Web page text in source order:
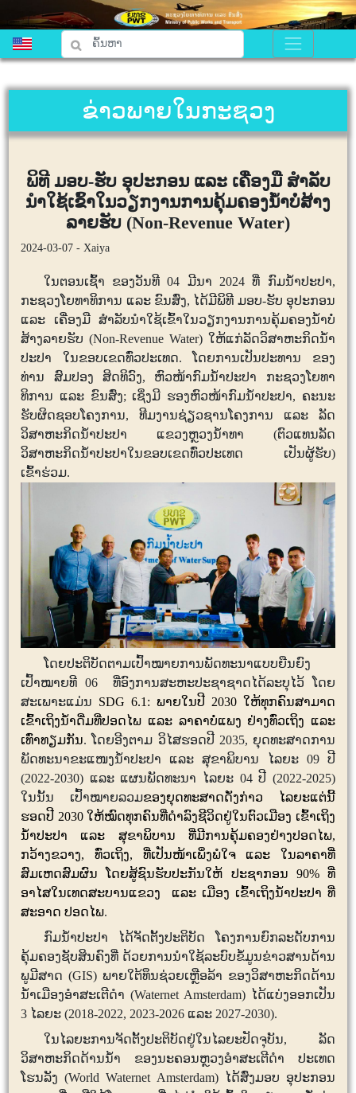
ຂ່າວພາຍໃນກະຊວງ
ພິທີ ມອບ-ຮັບ ອຸປະກອນ ແລະ ເຄື່ອງມື ສຳລັບ
ນຳໃຊ້ເຂົ້າໃນວຽກງານການຄຸ້ມຄອງນໍ້າບໍ່ສ້າງ
ລາຍຮັບ (Non-Revenue Water)
2024-03-07 - Xaiya
ໃນຕອນເຊົ້າ ຂອງວັນທີ 04 ມີນາ 2024ທີ່ ກົມນໍ້າປະປາ,
ກະຊວງໂຍທາທິການ ແລະ ຂົນສົ່ງ, ໄດ້ມີພິທີ ມອບ-ຮັບ ອຸປະກອນ
ແລະ
ເຄື່ອງມື ສຳລັບນຳໃຊ້ເຂົ້າໃນວຽກງານການຄຸ້ມຄອງນໍ້າບໍ່
ສ້າງລາຍຮັບ (Non-Revenue Water) ໃຫ້ແກ່ລັດວິສາຫະກິດນໍ້າ
ປະປາ
ໃນຂອບເຂດທົ່ວປະເທດ.ໂດຍການເປັນປະທານ
ຂອງ
ທ່ານ
ສົມປອງ ສິດທິວົງ, ຫົວໜ້າກົມນໍ້າປະປາ
ກະຊວງໂຍທາ
ທິການ ແລະ ຂົນສົ່ງ; ເຊິ່ງມີ ຮອງຫົວໜ້າກົມນໍ້າປະປາ, ຄະນະ
ຮັບຜິດຊອບໂຄງການ,ທີມງານຊ່ຽວຊານໂຄງການ ແລະ
ລັດ
ວິສາຫະກິດນໍ້າປະປາ
ແຂວງຫຼວງນໍ້າທາ (ຕົວແທນລັດ
ວິສາຫະກິດນໍ້າປະປາໃນຂອບເຂດທົ່ວປະເທດ
ເປັນຜູ້ຮັບ)
ເຂົ້າຮ່ວມ.
ໂດຍປະຕິບັດຕາມເປົ້າໝາຍການພັດທະນາແບບຍືນຍົງ
ເປົ້າໝາຍທີ 06 ທີ່ອົງການສະຫະປະຊາຊາດໄດ້ລະບຸໄວ້
ໂດຍ
ສະເພາະແມ່ນ SDG 6.1: ພາຍໃນປີ 2030 ໃຫ້ທຸກຄົນສາມາດ
ເຂົ້າເຖິງນໍ້າດື່ມທີ່ປອດໄພ ແລະ ລາຄາບໍ່ແພງ ຢ່າງທົ່ວເຖິງ ແລະ
ເທົ່າທຽມກັນ.ໂດຍອີງຕາມ ວິໄສຮອດປີ 2035, ຍຸດທະສາດການ
ພັດທະນາຂະແໜງນໍ້າປະປາ
ແລະ ສຸຂາພິບານ ໄລຍະ 09 ປີ
(2022-2030) ແລະ ແຜນພັດທະນາ ໄລຍະ 04ປີ (2022-2025)
ໃນນັ້ນ
ເປົ້າໝາຍລວມຂອງຍຸດທະສາດດັ່ງກ່າວ ໄລຍະແຕ່ນີ້
ຮອດປີ 2030ໃຫ້ໝົດທຸກຄົນທີ່ດໍາລົງຊີວິດຢູ່ໃນຕົວເມືອງ ເຂົ້າເຖິງ
ນໍ້າປະປາ
ແລະ ສຸຂາພິບານ ທີ່ມີການຄຸ້ມຄອງຢ່າງປອດໄພ,
ກວ້າງຂວາງ, ທົ່ວເຖິງ, ທີ່ເປັນໜ້າເພິ່ງພໍໃຈ ແລະ
ໃນລາຄາທີ່
ສົມເຫດສົມຜົນ
ໂດຍສູ້ຊົນຮັບປະກັນໃຫ້ ປະຊາກອນ 90% ທີ່
ອາໄສໃນເທດສະບານແຂວງ
ແລະ ເມືອງ ເຂົ້າເຖິງນໍ້າປະປາ ທີ່
ສະອາດ ປອດໄພ.
ກົມນໍ້າປະປາ
ໄດ້ຈັດຕັ້ງປະຕິບັດ
ໂຄງການຍົກລະດັບການ
ຄຸ້ມຄອງຊັບສິນຄົງທີ່ ດ້ວຍການນໍາໃຊ້ລະບົບຂໍ້ມູນຂ່າວສານດ້ານ
ພູມີສາດ (GIS) ພາຍໃຕ້ທຶນຊ່ວຍເຫຼືອລ້າ ຂອງວິສາຫະກິດດ້ານ
ນ້ຳເມືອງອໍາສະເຕີດໍາ (Waternet Amsterdam) ໄດ້ແບ່ງອອກເປັນ
3 ໄລຍະ (2018-2022, 2023-2026 ແລະ 2027-2030).
ໃນໄລຍະການຈັດຕັ້ງປະຕິບັດຢູ່ໃນໄລຍະປັດຈຸບັນ, ລັດ
ວິສາຫະກິດດ້ານນໍ້າ
ຂອງນະຄອນຫຼວງອຳສະເຕີດຳ
ປະເທດ
ໂຮນລັງ (World Waternet Amsterdam) ໄດ້ສົ່ງມອບ ອຸປະກອນ